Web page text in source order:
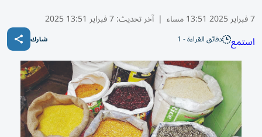
7 فبراير 2025 13:51 مساء | آخر تحديث:7 فبراير 13:51 2025
استمع دقائق القراءة - 1 شارك